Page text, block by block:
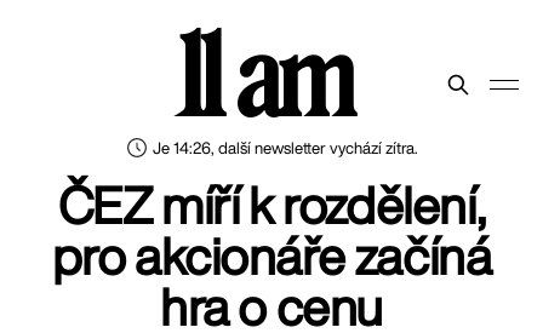
Je 14:26, další newsletter vychází zítra.
11 am
ČEZ míří k rozdělení,
pro akcionáře začíná
hra o cenu